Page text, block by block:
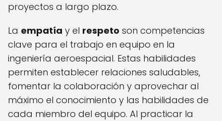
proyectos a largo plazo.
La empatía y el respeto son competencias
clave para el trabajo en equipo en la
ingeniería aeroespacial. Estas habilidades
permiten establecer relaciones saludables,
fomentar la colaboración y aprovechar al
máximo el conocimiento y las habilidades de
cada miembro del equipo. Al practicar la